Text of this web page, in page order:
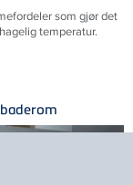
som gjør det
temperatur.